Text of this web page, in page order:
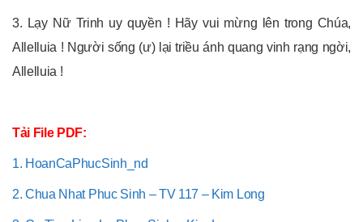
3. Lạy Nữ Trinh uy quyền ! Hãy vui mừng lên trong Chúa,
Allelluia ! Người sống (ư) lại triều ánh quang vinh rạng ngời,
Allelluia !
Tải File PDF:
1. HoanCaPhucSinh_nd
2. Chua Nhat Phuc Sinh – TV 117 – Kim Long